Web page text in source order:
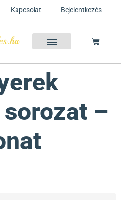
Kapcsolat Bejelentkezés
–